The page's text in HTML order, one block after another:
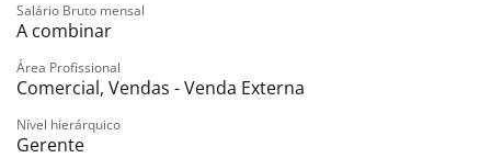
Salário Bruto mensal
A combinar
Área Profissional
Comercial, Vendas - Venda Externa
Nível hierárquico
Gerente